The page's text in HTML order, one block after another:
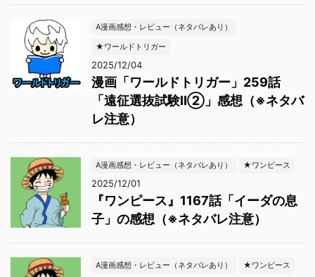
A漫画感想・レビュー（ネタバレあり）
★ワールドトリガー
2025/12/04
漫画「ワールドトリガー」259話
「遠征選抜試験Ⅱ②」感想（※ネタバ
レ注意）
A漫画感想・レビュー（ネタバレあり） ★ワンピース
2025/12/01
『ワンピース』1167話「イーダの息
子」の感想（※ネタバレ注意）
A漫画感想・レビュー（ネタバレあり） ★ワンピース